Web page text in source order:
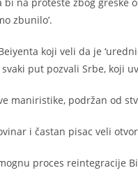
zbunilo’.
koji veli da je
put pozvali Srbe, koji
maniristike, podržan od
i častan pisac veli
proces reintegracije